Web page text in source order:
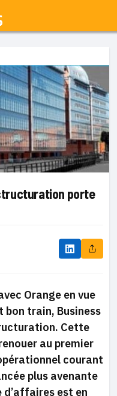
porte
Orange en vue
train, Business
Cette
au premier
courant
plus avenante
est en